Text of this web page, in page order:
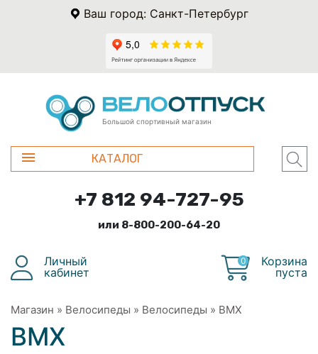
Ваш город: Санкт-Петербург
Большой спортивный магазин
КАТАЛОГ
+7 812 94-727-95
или 8-800-200-64-20
Личный
кабинет
0
Корзина
пуста
Магазин » Велосипеды » Велосипеды » BMX
BMX